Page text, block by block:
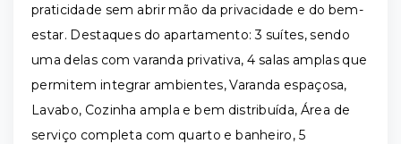
praticidade sem abrir mão da privacidade e do bem-
estar. Destaques do apartamento: 3 suítes, sendo
uma delas com varanda privativa, 4 salas amplas que
permitem integrar ambientes, Varanda espaçosa,
Lavabo, Cozinha ampla e bem distribuída, Área de
serviço completa com quarto e banheiro, 5